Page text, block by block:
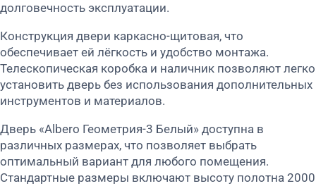
долговечность эксплуатации.
Конструкция двери каркасно-щитовая, что
обеспечивает ей лёгкость и удобство монтажа.
Телескопическая коробка и наличник позволяют легко
установить дверь без использования дополнительных
инструментов и материалов.
Дверь «Albero Геометрия-3 Белый» доступна в
различных размерах, что позволяет выбрать
оптимальный вариант для любого помещения.
Стандартные размеры включают высоту полотна 2000